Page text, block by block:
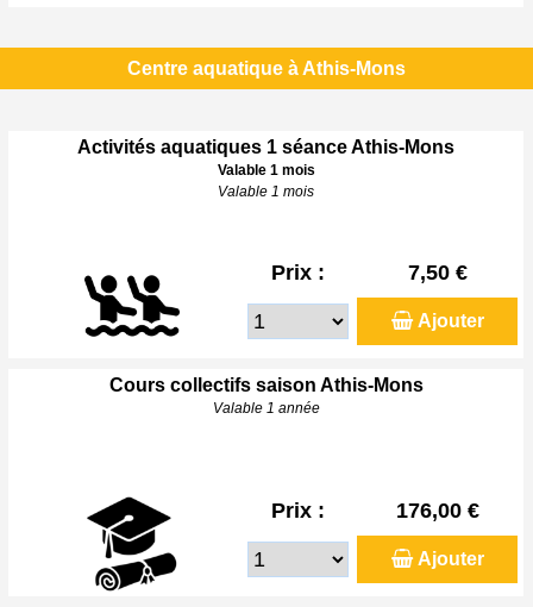
Centre aquatique à Athis-Mons
Activités aquatiques 1 séance Athis-Mons
Valable 1 mois
Valable 1 mois
Prix : 7,50 €
Ajouter
Cours collectifs saison Athis-Mons
Valable 1 année
Prix : 176,00 €
Ajouter